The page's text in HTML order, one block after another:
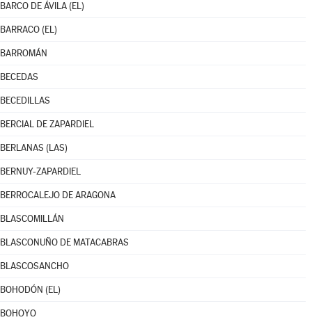
BARCO DE ÁVILA (EL)
BARRACO (EL)
BARROMÁN
BECEDAS
BECEDILLAS
BERCIAL DE ZAPARDIEL
BERLANAS (LAS)
BERNUY-ZAPARDIEL
BERROCALEJO DE ARAGONA
BLASCOMILLÁN
BLASCONUÑO DE MATACABRAS
BLASCOSANCHO
BOHODÓN (EL)
BOHOYO